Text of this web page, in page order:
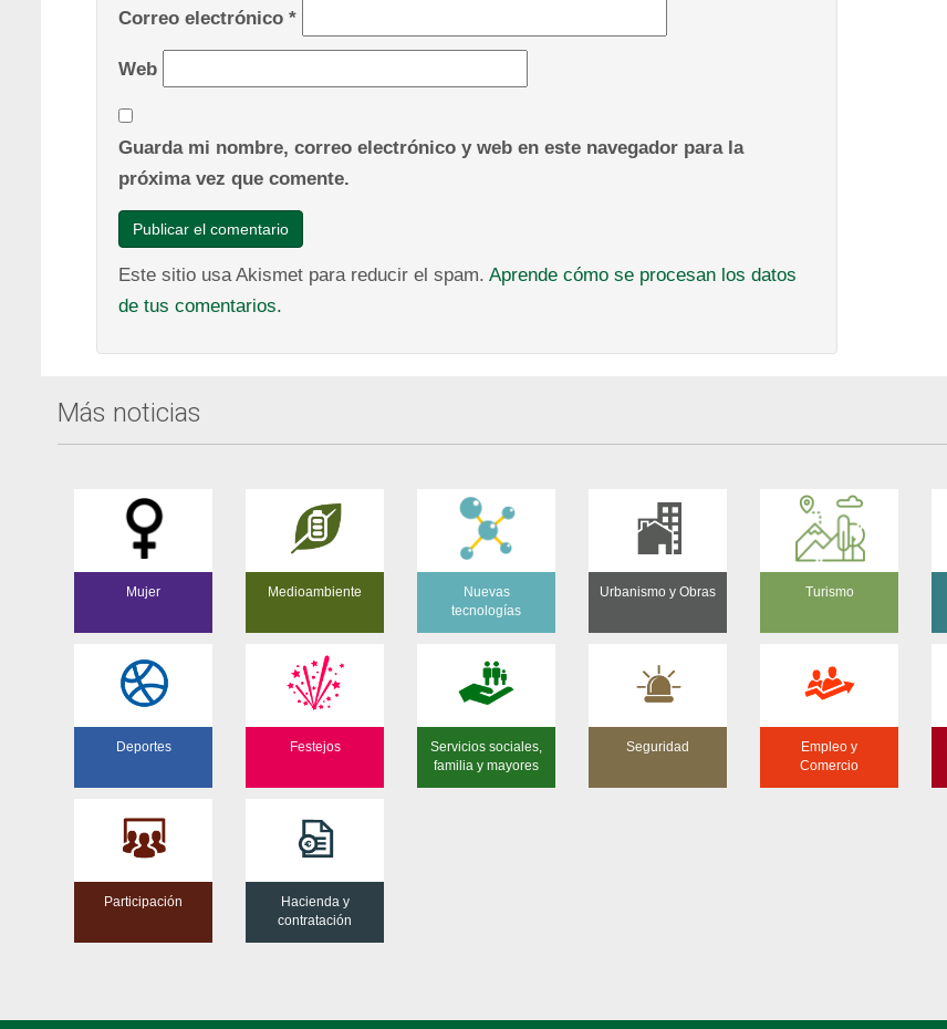
Correo electrónico *
Web
Guarda mi nombre, correo electrónico y web en este navegador para la
próxima vez que comente.
Este sitio usa Akismet para reducir el spam. Aprende cómo se procesan los datos
de tus comentarios.
Más noticias
Mujer Medioambiente
Nuevas
tecnologías
Urbanismo y Obras Turismo
Deportes Festejos
Servicios sociales,
familia y mayores
Seguridad
Empleo y
Comercio
Participación
Hacienda y
contratación